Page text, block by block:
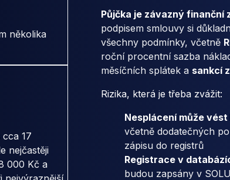
několika
17
nejčastěji
000 Kč a
Půjčka je závazný finanční
podpisem smlouvy si
všechny podmínky, včetně
roční procentní sazba
měsíčních splátek a sankcí
Rizika, která je třeba zvážit:
Nesplácení může
včetně dodatečných
zápisu do registrů
Registrace v
budou zapsány v